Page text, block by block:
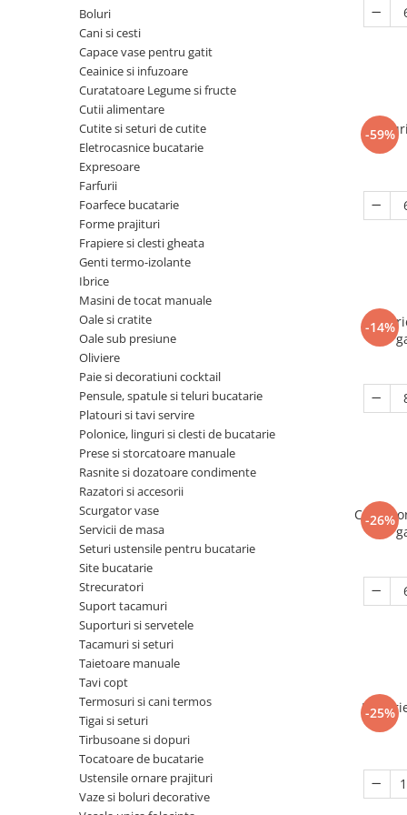
Curatatoare Legume si fructe
Cutii alimentare
Cutite si seturi de cutite
Eletrocasnice bucatarie
Expresoare
Foarfece bucatarie
Forme prajituri
Frapiere si clesti gheata
Genti termo-izolante
Masini de tocat manuale
Oale si cratite
Oale sub presiune
Paie si decoratiuni cocktail
Pensule, spatule si teluri bucatarie
Platouri si tavi servire
Polonice, linguri si clesti de
Prese si storcatoare manuale
Rasnite si dozatoare condimente
Razatori si accesorii
Scurgator vase
Servicii de masa
Seturi ustensile pentru bucatarie
Site bucatarie
Strecuratori
Suport tacamuri
Detergenti Bucatarie
Detergenti Mobila
Detergenti Podele
Detergenti Universali
Dezinfectant toaleta
Dispensere
Folii si pungi alimentare
Inalbitor rufe si apret
Intretinere si cosmetica auto
Manusi unica folosinta
Maturi, mopuri si galeti
Mese de calcat
Odorizant camera
Odorizant toaleta
Organizare si depozitare
Saci Menajeri
Silicon, spume si solutii tehnice
Solutie curatat covoare
Solutii anticalcar
Solutii curatare pete
Solutii curatat geamuri
Solutii desfundat tevi
Solutii dezinfectante
Solutii intretinere textile
Solutii suprafete baie
Solutii suprafete bucatarie
Spalare si intretinere rufe
Luciu si balsam de buze
Produse dezinfectante
Produse incontinenta
Produse manichiura si pedichiura
Scutece si chilotei
Servetele si dischete demachiante
Servetele umede
Spuma si gel de ras
Spumant si Sare de baie
tratamente si ingrijire corp
Tratamente si masca de par
Boluri
Cani si cesti
Capace vase pentru gatit
Ceainice si infuzoare
Curatatoare Legume si fructe
Cutii alimentare
Cutite si seturi de cutite
Eletrocasnice bucatarie
Expresoare
Farfurii
Foarfece bucatarie
Forme prajituri
Frapiere si clesti gheata
Genti termo-izolante
Ibrice
Masini de tocat manuale
Oale si cratite
Oale sub presiune
Oliviere
Paie si decoratiuni cocktail
Pensule, spatule si teluri bucatarie
Platouri si tavi servire
Polonice, linguri si clesti de bucatarie
Prese si storcatoare manuale
Rasnite si dozatoare condimente
Razatori si accesorii
Scurgator vase
Servicii de masa
Seturi ustensile pentru bucatarie
Site bucatarie
Strecuratori
Suport tacamuri
Suporturi si servetele
Tacamuri si seturi
Taietoare manuale
Tavi copt
Termosuri si cani termos
Tigai si seturi
Tirbusoane si dopuri
Tocatoare de bucatarie
Ustensile ornare prajituri
Vaze si boluri decorative
-59%
-14%
-26%
Cana
-25%